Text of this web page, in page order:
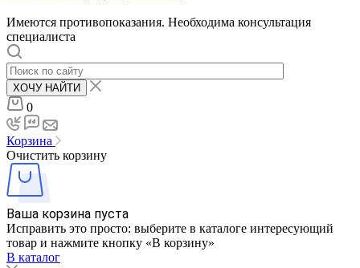
Имеются противопоказания. Необходима консультация
специалиста
ХОЧУ НАЙТИ
0
Корзина
Очистить корзину
Ваша корзина пуста
Исправить это просто: выберите в каталоге интересующий
товар и нажмите кнопку «В корзину»
В каталог